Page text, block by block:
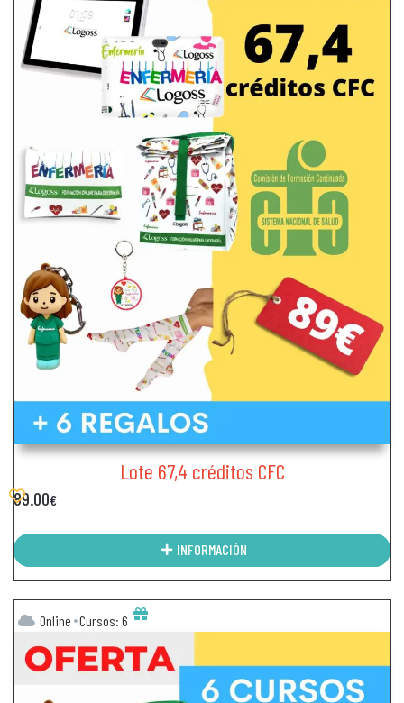
Lote 67,4 créditos CFC
89.00€
INFORMACIÓN
Online Cursos: 6